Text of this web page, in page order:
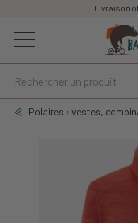
Livraison
Polaires : vestes,